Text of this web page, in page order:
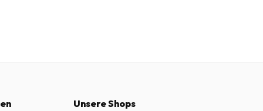
Unsere Shops